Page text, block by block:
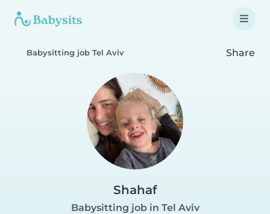
Babysitting job Tel Aviv Share
Shahaf
Babysitting job in Tel Aviv